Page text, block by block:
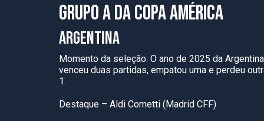
GRUPO A DA COPA AMÉRICA
ARGENTINA
Momento da seleção: O ano de 2025 da
venceu duas partidas, empatou uma e perdeu
1.
Destaque – Aldi Cometti (Madrid CFF)